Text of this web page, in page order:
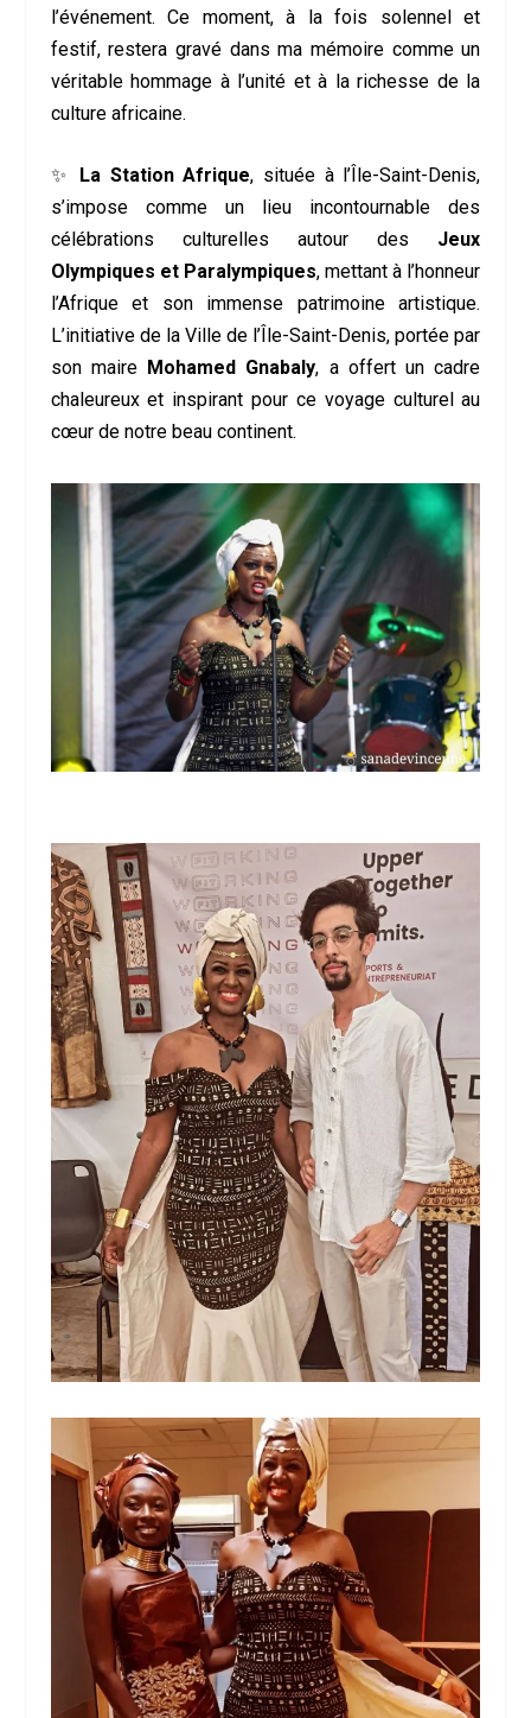
l’événement. Ce moment, à la fois solennel et
festif, restera gravé dans ma mémoire comme un
véritable hommage à l’unité et à la richesse de la
culture africaine.
✨ La Station Afrique, située à l’Île-Saint-Denis,
s’impose comme un lieu incontournable des
célébrations culturelles autour des Jeux
Olympiques et Paralympiques, mettant à l’honneur
l’Afrique et son immense patrimoine artistique.
L’initiative de la Ville de l’Île-Saint-Denis, portée par
son maire Mohamed Gnabaly, a offert un cadre
chaleureux et inspirant pour ce voyage culturel au
cœur de notre beau continent.